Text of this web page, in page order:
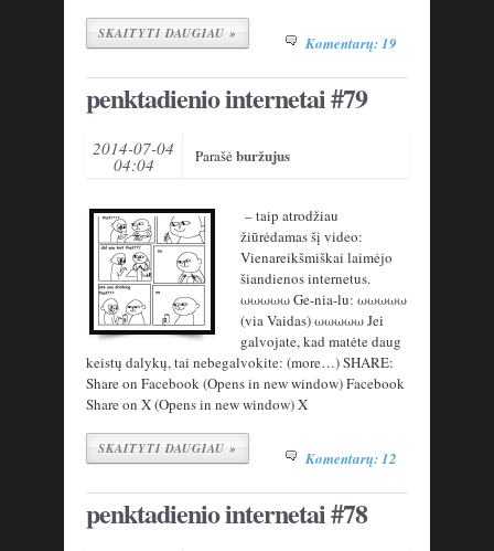
SKAITYTI DAUGIAU » Komentarų: 19
penktadienio internetai #79
2014-07-04
04:04 Parašėburžujus
– taip atrodžiau
žiūrėdamas šį video:
Vienareikšmiškai laimėjo
šiandienos internetus.
ωωωωω Ge-nia-lu: ωωωωω
(via Vaidas) ωωωωω Jei
galvojate, kad matėte daug
keistų dalykų, tai nebegalvokite: (more…) SHARE:
Share on Facebook (Opens in new window) Facebook
Share on X (Opens in new window) X
SKAITYTI DAUGIAU » Komentarų: 12
penktadienio internetai #78